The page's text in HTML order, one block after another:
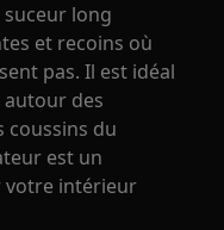
long
et recoins où
pas. Il est idéal
des
coussins du
est un
votre intérieur